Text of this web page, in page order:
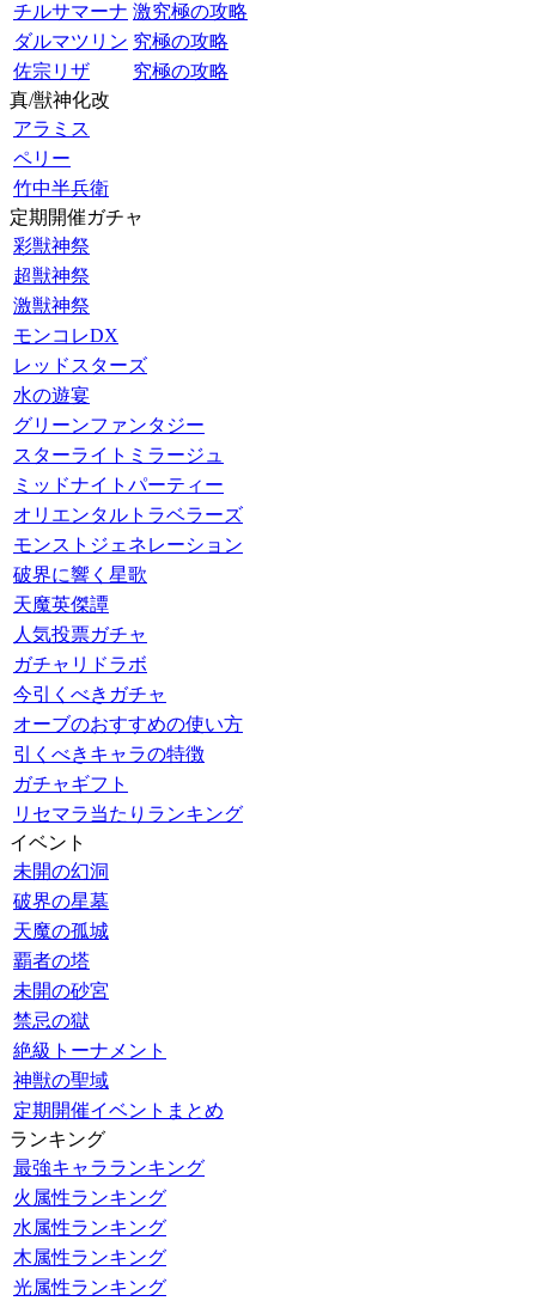
チルサマーナ 激究極の攻略
ダルマツリン 究極の攻略
佐宗リザ
究極の攻略
真/獣神化改
アラミス
ペリー
竹中半兵衛
定期開催ガチャ
彩獣神祭
超獣神祭
激獣神祭
モンコレDX
レッドスターズ
水の遊宴
グリーンファンタジー
スターライトミラージュ
ミッドナイトパーティー
オリエンタルトラベラーズ
モンストジェネレーション
破界に響く星歌
天魔英傑譚
人気投票ガチャ
ガチャリドラボ
今引くべきガチャ
オーブのおすすめの使い方
引くべきキャラの特徴
ガチャギフト
リセマラ当たりランキング
イベント
未開の幻洞
破界の星墓
天魔の孤城
覇者の塔
未開の砂宮
禁忌の獄
絶級トーナメント
神獣の聖域
定期開催イベントまとめ
ランキング
最強キャラランキング
火属性ランキング
水属性ランキング
木属性ランキング
光属性ランキング